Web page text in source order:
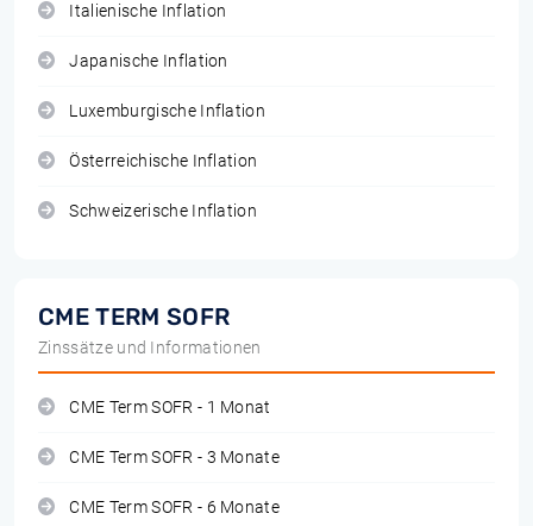
Italienische Inflation
Japanische Inflation
Luxemburgische Inflation
Österreichische Inflation
Schweizerische Inflation
CME TERM SOFR
Zinssätze und Informationen
CME Term SOFR - 1 Monat
CME Term SOFR - 3 Monate
CME Term SOFR - 6 Monate